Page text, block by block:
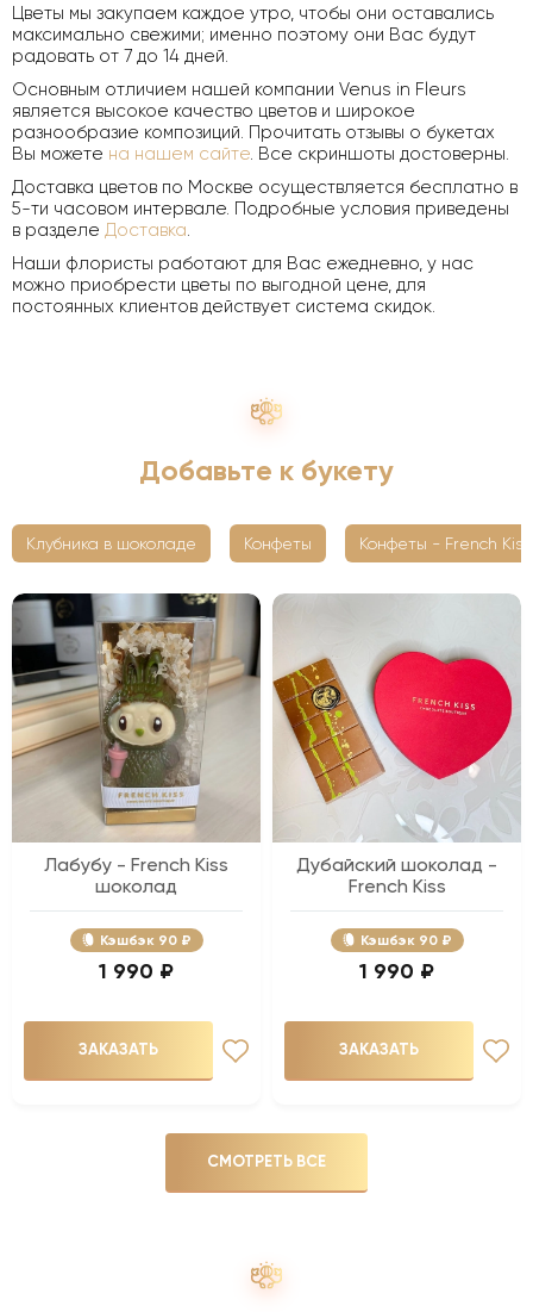
Цветы мы закупаем каждое утро, чтобы они оставались
максимально свежими; именно поэтому они Вас будут
радовать от 7 до 14 дней.
Основным отличием нашей компании Venus in Fleurs
является высокое качество цветов и широкое
разнообразие композиций. Прочитать отзывы о букетах
Вы можете на нашем сайте. Все скриншоты достоверны.
Доставка цветов по Москве осуществляется бесплатно в
5-ти часовом интервале. Подробные условия приведены
в разделе Доставка.
Наши флористы работают для Вас ежедневно, у нас
можно приобрести цветы по выгодной цене, для
постоянных клиентов действует система скидок.
Добавьте к букету
Клубника в шоколаде Конфеты Конфеты - French Kiss
Лабубу - French Kiss
шоколад
Кэшбэк 90 ₽
1 990 ₽
ЗАКАЗАТЬ
Дубайский шоколад -
French Kiss
Кэшбэк 90 ₽
1 990 ₽
ЗАКАЗАТЬ
СМОТРЕТЬ ВСЕ